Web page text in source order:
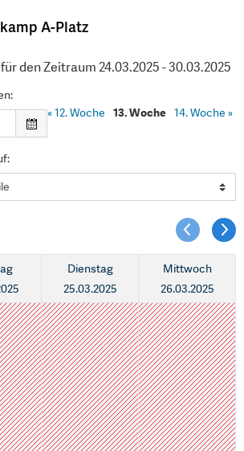
A-Platz
den Zeitraum 24.03.2025 - 30.03.2025
«12. Woche 13. Woche 14. Woche »
Dienstag
25.03.2025
Mittwoch
26.03.2025